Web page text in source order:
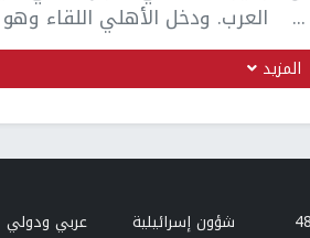
العرب. ودخل الأهلي اللقاء
المزيد
شؤون إسرائيلية
عربي ودولي